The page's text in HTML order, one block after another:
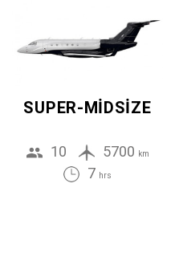
SUPER-MIDSIZE
10 5700 km
7 hrs